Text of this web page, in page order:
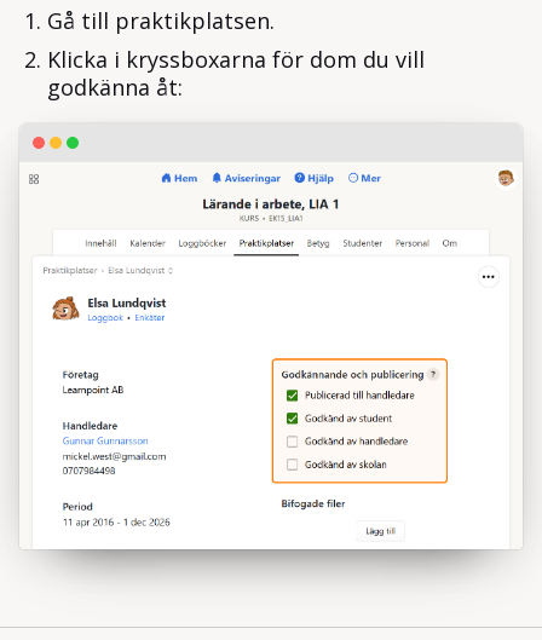
Gå till praktikplatsen.
Klicka i kryssboxarna för dom du vill
godkänna åt: